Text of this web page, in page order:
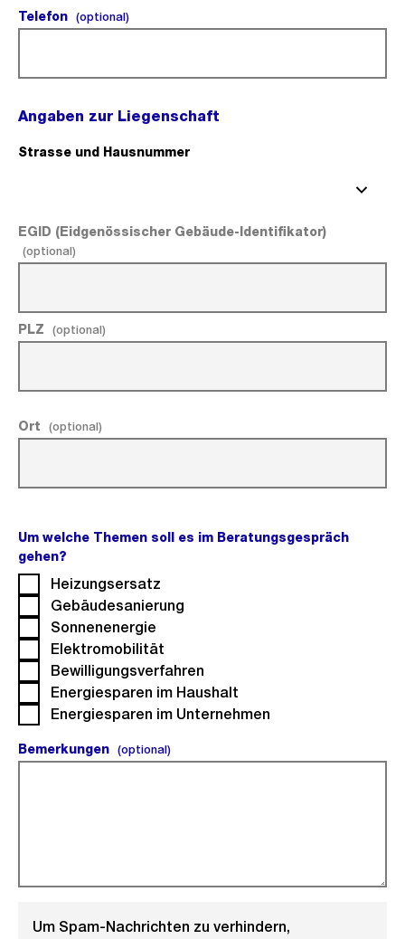
Telefon (optional)(optional).
Angaben zur Liegenschaft
Strasse und Hausnummer
EGID (Eidgenössischer Gebäude-Identifikator)
(optional)
PLZ (optional)
Ort (optional)
Um welche Themen soll es im Beratungsgespräch
gehen?
Heizungsersatz
Gebäudesanierung
Sonnenenergie
Elektromobilität
Bewilligungsverfahren
Energiesparen im Haushalt
Energiesparen im Unternehmen
Bemerkungen (optional)(optional).
Um Spam-Nachrichten zu verhindern,